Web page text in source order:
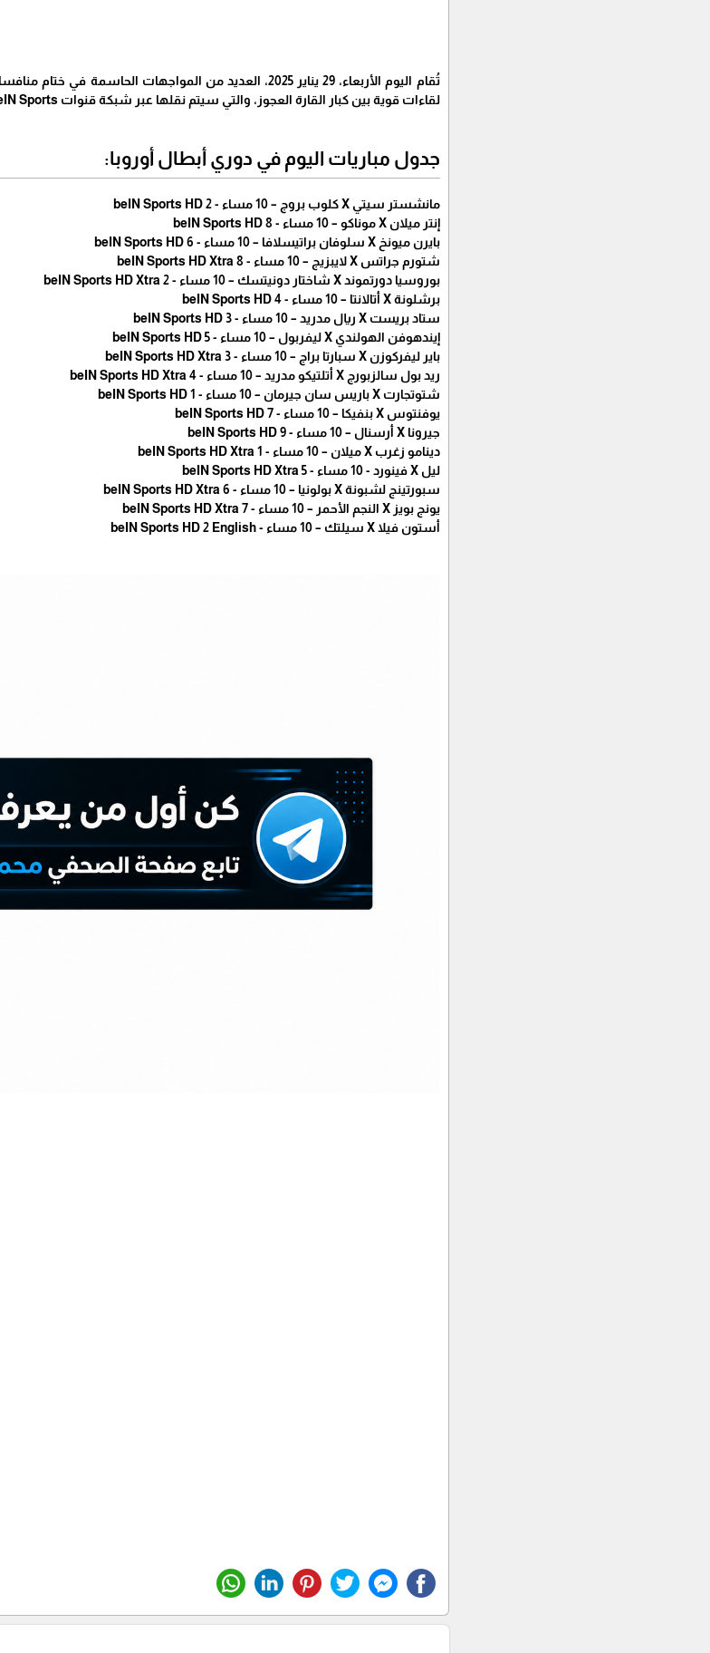
تُقام اليوم الأربعاء، 29 يناير 2025، العديد من
لقاءات قوية بين كبار القارة العجوز، والتي سيتم نقلها عبر شبكة قنوات beIN Sports الحصرية في الشرق الأوسط.
جدول مباريات اليوم في دوري أبطال أوروبا:
مانشستر سيتي X كلوب بروج – 10 مساء - beIN Sports HD 2
إنتر ميلان X موناكو – 10 مساء - beIN Sports HD 8
بايرن ميونخ X سلوفان براتيسلافا – 10 مساء - beIN Sports HD 6
شتورم جراتس X لايبزيج – 10 مساء - beIN Sports HD Xtra 8
بوروسيا دورتموند X شاختار دونيتسك – 10 مساء - beIN Sports HD Xtra 2
برشلونة X أتالانتا – 10 مساء - beIN Sports HD 4
ستاد بريست X ريال مدريد – 10 مساء - beIN Sports HD 3
إيندهوفن الهولندي X ليفربول – 10 مساء - beIN Sports HD 5
باير ليفركوزن X سبارتا براج – 10 مساء - beIN Sports HD Xtra 3
ريد بول سالزبورج X أتلتيكو مدريد – 10 مساء - beIN Sports HD Xtra 4
شتوتجارت X باريس سان جيرمان – 10 مساء - beIN Sports HD 1
يوفنتوس X بنفيكا – 10 مساء - beIN Sports HD 7
جيرونا X أرسنال – 10 مساء - beIN Sports HD 9
دينامو زغرب X ميلان – 10 مساء - beIN Sports HD Xtra 1
ليل X فينورد - 10 مساء - beIN Sports HD Xtra 5
سبورتينج لشبونة X بولونيا – 10 مساء - beIN Sports HD Xtra 6
يونج بويز X النجم الأحمر – 10 مساء - beIN Sports HD Xtra 7
أستون فيلا X سيلتك – 10 مساء - beIN Sports HD 2 English